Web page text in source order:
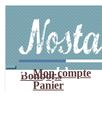
navigation
contenu
Mon compte
Panier
Bonbons